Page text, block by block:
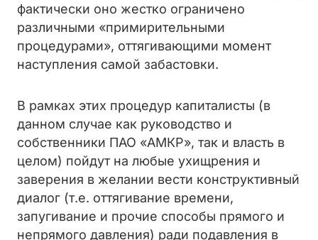
фактически оно жестко ограничено
различными «примирительными
процедурами», оттягивающими момент
наступления самой забастовки.
В рамках этих процедур капиталисты (в
данном случае как руководство и
собственники ПАО «АМКР», так и власть в
целом) пойдут на любые ухищрения и
заверения в желании вести конструктивный
диалог (т.е. оттягивание времени,
запугивание и прочие способы прямого и
непрямого давления) ради подавления в